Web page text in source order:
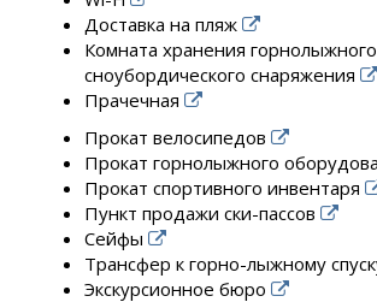
Доставка на пляж
Комната хранения
сноубордического снаряжения
Прачечная
Прокат велосипедов
Прокат горнолыжного
Прокат спортивного инвентаря
Пункт продажи ски-пассов
Сейфы
Трансфер к горно-лыжному
Экскурсионное бюро